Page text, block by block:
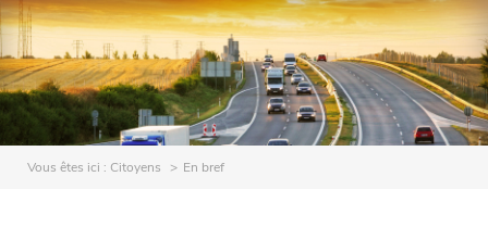
Vous êtes ici : Citoyens En bref